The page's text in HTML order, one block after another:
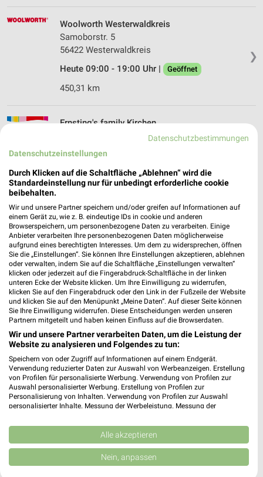
❯
Woolworth Westerwaldkreis
Samoborstr. 5
56422 Westerwaldkreis
Heute 09:00 - 19:00 Uhr |
Geöffnet
450,31 km
Ernsting's family Kirchen
57548 Kirchen
Heute 09:00 - 17:00 Uhr |
Geschlossen
426,05 km
Ernsting's family Montabaur
Kleiner Markt 1-3
56410 Montabaur
Heute 09:00 - 14:00 Uhr | Geschlossen
450,05 km
Ernsting's family Herborn
Hauptstr. 69
35745 Herborn
Heute 09:00 - 14:00 Uhr | Geschlossen
407,09 km
❯
Marktplatz 4
57234 Wilnsdorf
Heute 09:00 - 15:00 Uhr | Geschlossen
Datenschutzbestimmungen
Datenschutzeinstellungen
Durch Klicken auf die Schaltfläche „Ablehnen“ wird die
Standardeinstellung nur für unbedingt erforderliche cookie
beibehalten.
Wir und unsere Partner speichern und/oder greifen auf Informationen auf
einem Gerät zu, wie z. B. eindeutige IDs in cookie und anderen
Browserspeichern, um personenbezogene Daten zu verarbeiten. Einige
Anbieter verarbeiten Ihre personenbezogenen Daten möglicherweise
aufgrund eines berechtigten Interesses. Um dem zu widersprechen, öffnen
Sie die „Einstellungen“. Sie können Ihre Einstellungen akzeptieren, ablehnen
oder verwalten, indem Sie auf die Schaltfläche „Einstellungen verwalten“
klicken oder jederzeit auf die Fingerabdruck-Schaltfläche in der linken
unteren Ecke der Website klicken. Um Ihre Einwilligung zu widerrufen,
klicken Sie auf den Fingerabdruck oder den Link in der Fußzeile der Website
und klicken Sie auf den Menüpunkt „Meine Daten“. Auf dieser Seite können
Sie Ihre Einwilligung widerrufen. Diese Entscheidungen werden unseren
Partnern mitgeteilt und haben keinen Einfluss auf die Browserdaten.
Wir und unsere Partner verarbeiten Daten, um die Leistung der
Website zu analysieren und Folgendes zu tun:
Speichern von oder Zugriff auf Informationen auf einem Endgerät.
Verwendung reduzierter Daten zur Auswahl von Werbeanzeigen. Erstellung
von Profilen für personalisierte Werbung. Verwendung von Profilen zur
Auswahl personalisierter Werbung. Erstellung von Profilen zur
Personalisierung von Inhalten. Verwendung von Profilen zur Auswahl
personalisierter Inhalte. Messung der Werbeleistung. Messung der
Kombinationen von Daten aus verschiedenen Quellen. Entwicklung und
Verbesserung der Angebote. Verwendung reduzierter Daten zur Auswahl
von Inhalten.
Daten können außerhalb der Europäischen Union weitergegeben und in die
USA gesendet werden.
Alle akzeptieren
Nein, anpassen